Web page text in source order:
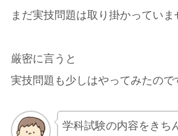
まだ実技問題は取り掛かっていま
厳密に言うと
実技問題も少しはやってみたので
学科試験の内容をきち